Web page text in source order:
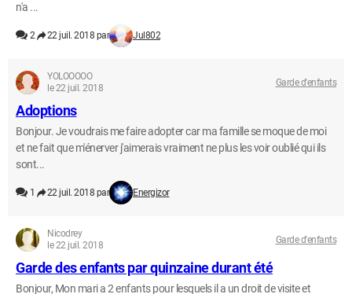
n'a ...
2 22 juil. 2018 par Jul802
YOLOOOOO
le 22 juil. 2018
Garde d'enfants
Adoptions
Bonjour. Je voudrais me faire adopter car ma famille se moque de moi
et ne fait que m'énerver j'aimerais vraiment ne plus les voir oublié qui ils
sont...
1 22 juil. 2018 par Energizor
Nicodrey
le 22 juil. 2018
Garde d'enfants
Garde des enfants par quinzaine durant été
Bonjour, Mon mari a 2 enfants pour lesquels il a un droit de visite et